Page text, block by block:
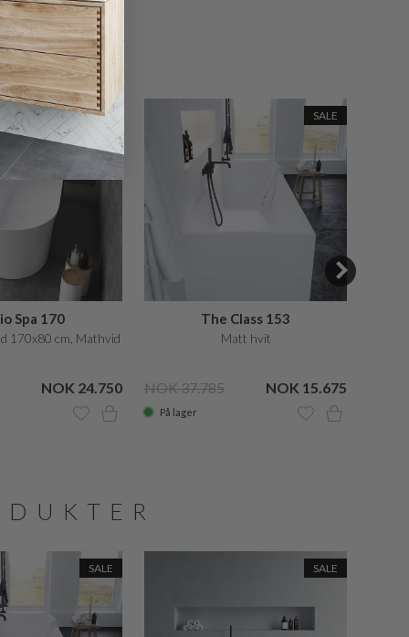
SALE
Spa 170
170x80 cm, Mathvid
NOK 24.750
SALE
The Class 153
Matt hvit
NOK 37.785 NOK 15.675
På lager
SALE SALE